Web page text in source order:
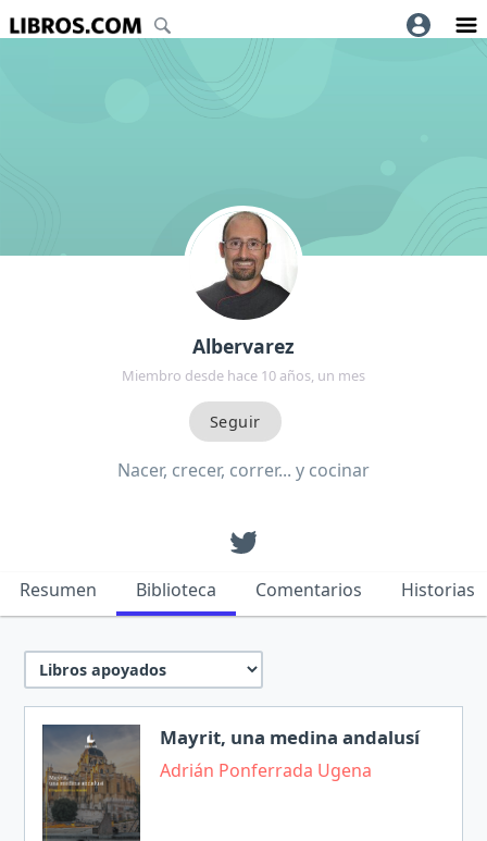
Albervarez
Miembro desde hace 10 años, un mes
Nacer, crecer, correr... y cocinar
Resumen Biblioteca Comentarios Historias
Mayrit, una medina andalusí
Adrián Ponferrada Ugena